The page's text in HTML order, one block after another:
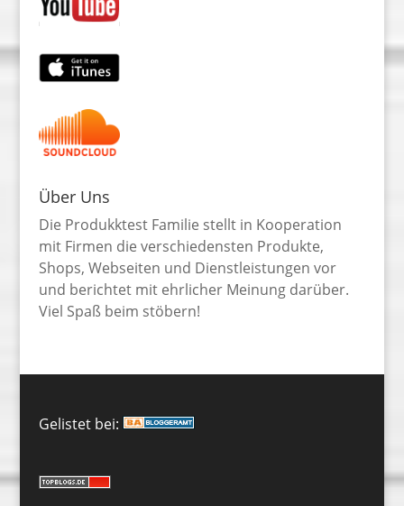
Über Uns
Die Produkktest Familie stellt in Kooperation
mit Firmen die verschiedensten Produkte,
Shops, Webseiten und Dienstleistungen vor
und berichtet mit ehrlicher Meinung darüber.
Viel Spaß beim stöbern!
Gelistet bei: